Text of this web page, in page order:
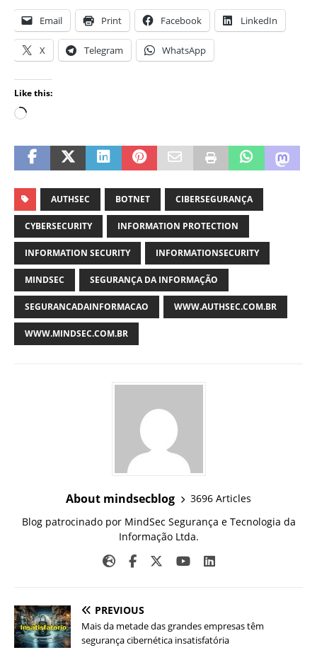
Email Print Facebook LinkedIn
X Telegram WhatsApp
Like this:
AUTHSEC BOTNET CIBERSEGURANÇA
CYBERSECURITY INFORMATION PROTECTION
INFORMATION SECURITY INFORMATIONSECURITY
MINDSEC SEGURANÇA DA INFORMAÇÃO
SEGURANCADAINFORMACAO WWW.AUTHSEC.COM.BR
WWW.MINDSEC.COM.BR
About mindsecblog
3696 Articles
Blog patrocinado por MindSec Segurança e Tecnologia da
Informação Ltda.
PREVIOUS
Mais da metade das grandes empresas têm
segurança cibernética insatisfatória